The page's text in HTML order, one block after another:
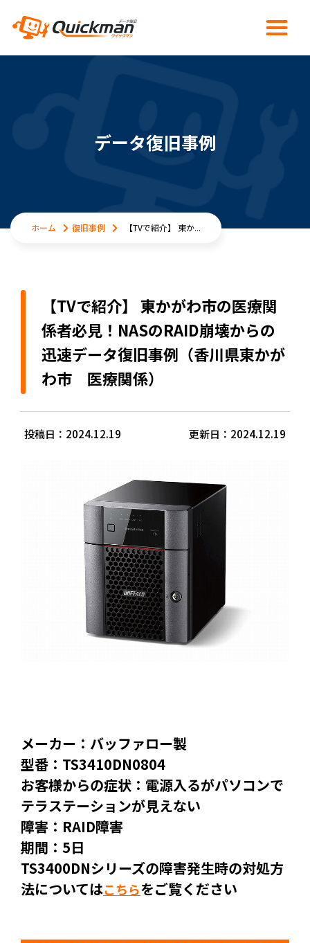
データ復旧事例
ホーム 復旧事例 【TVで紹介】 東か...
【TVで紹介】 東かがわ市の医療関
係者必見！NASのRAID崩壊からの
迅速データ復旧事例（香川県東かが
わ市 医療関係）
投稿日：2024.12.19 更新日：2024.12.19
メーカー：バッファロー製
型番：TS3410DN0804
お客様からの症状：電源入るがパソコンで
テラステーションが見えない
障害：RAID障害
期間：5日
TS3400DNシリーズの障害発生時の対処方
法についてはこちらをご覧ください